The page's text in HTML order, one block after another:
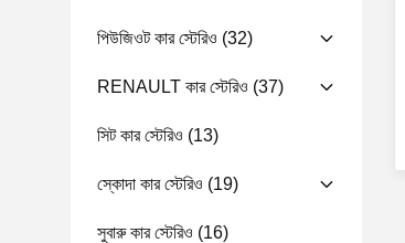
পিউজিওট কার স্টেরিও (32)
RENAULT কার স্টেরিও (37)
সিট কার স্টেরিও (13)
স্কোদা কার স্টেরিও (19)
সুবারু কার স্টেরিও (16)